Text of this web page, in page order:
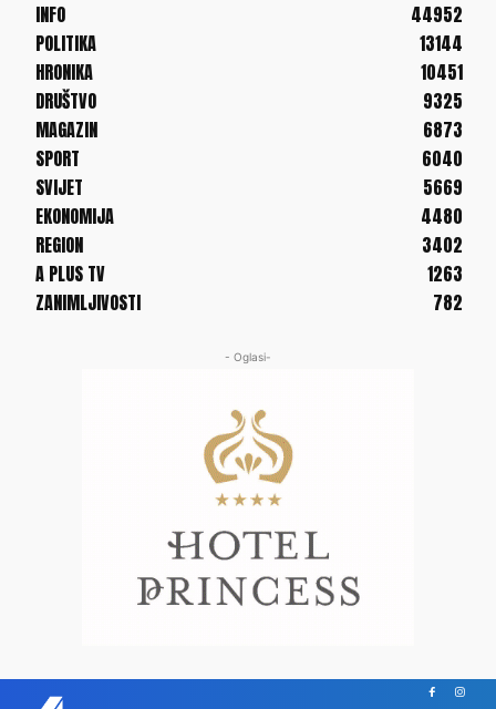
INFO
44952
POLITIKA
13144
HRONIKA
10451
DRUŠTVO
9325
MAGAZIN
6873
SPORT
6040
SVIJET
5669
EKONOMIJA
4480
REGION
3402
A PLUS TV
1263
ZANIMLJIVOSTI
782
- Oglasi-